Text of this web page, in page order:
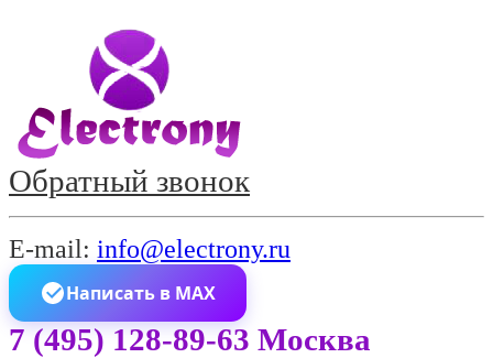
Обратный звонок
E-mail: info@electrony.ru
Написать в MAX
7 (495) 128-89-63 Москва